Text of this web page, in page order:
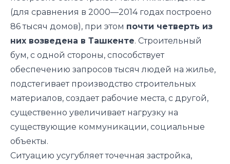
(для сравнения в 2000—2014 годах построено
86 тысяч домов), при этом почти четверть из
них возведена в Ташкенте. Строительный
бум, с одной стороны, способствует
обеспечению запросов тысяч людей на жилье,
подстегивает производство строительных
материалов, создает рабочие места, с другой,
существенно увеличивает нагрузку на
существующие коммуникации, социальные
объекты.
Ситуацию усугубляет точечная застройка,